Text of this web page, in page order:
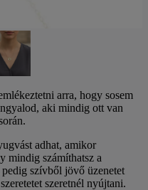
arra, hogy sosem
aki mindig ott van
adhat, amikor
mindig számíthatsz a
szívből jövő üzenetet
szeretnél nyújtani.